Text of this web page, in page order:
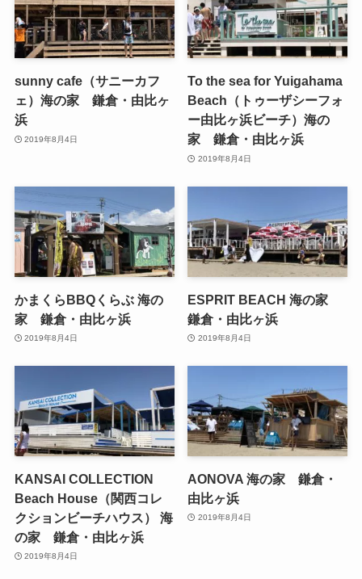
sunny cafe（サニーカフ
ェ）海の家 鎌倉・由比ヶ
浜
2019年8月4日
To the sea for Yuigahama
Beach（トゥーザシーフォ
ー由比ヶ浜ビーチ）海の
家 鎌倉・由比ヶ浜
2019年8月4日
かまくらBBQくらぶ 海の
家 鎌倉・由比ヶ浜
2019年8月4日
ESPRIT BEACH 海の家
鎌倉・由比ヶ浜
2019年8月4日
KANSAI COLLECTION
Beach House（関西コレ
クションビーチハウス） 海
の家 鎌倉・由比ヶ浜
2019年8月4日
AONOVA 海の家 鎌倉・
由比ヶ浜
2019年8月4日